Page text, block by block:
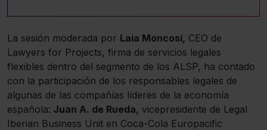
La sesión moderada por Laia Moncosí, CEO de
Lawyers for Projects, firma de servicios legales
flexibles dentro del segmento de los ALSP, ha contado
con la participación de los responsables legales de
algunas de las compañías líderes de la economía
española: Juan A. de Rueda, vicepresidente de Legal
Iberian Business Unit en Coca-Cola Europacific